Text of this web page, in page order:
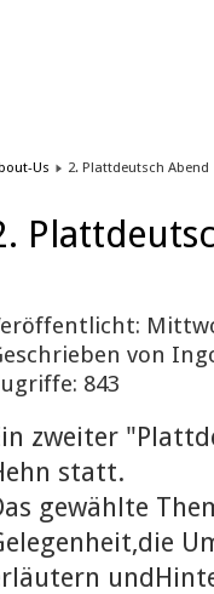
Us 2. Plattdeutsch Abend
von
843
zweiter
statt.
gewählte